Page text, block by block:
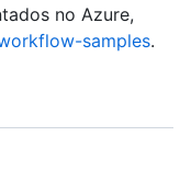
no Azure,
samples.